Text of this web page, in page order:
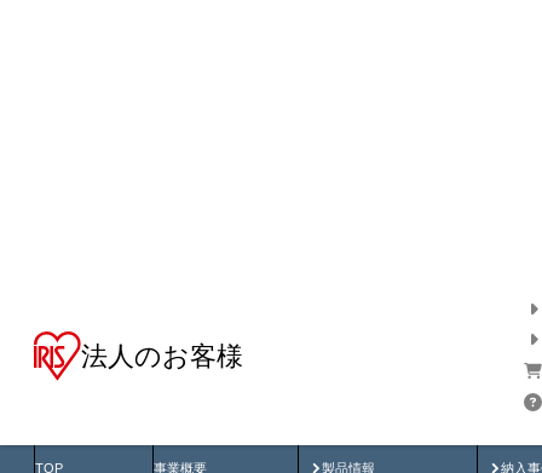
法人のお客様
TOP 事業概要 製品情報
製品動画 納入
納